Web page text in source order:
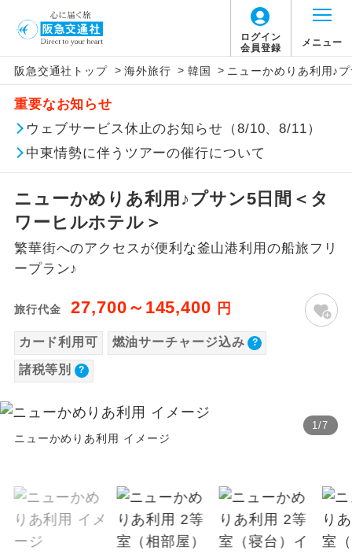
ログイン
会員登録
メニュー
阪急交通社トップ > 海外旅行 > 韓国 > ニューかめりあ利用♪
重要なお知らせ
ウェブサービス休止のお知らせ（8/10、8/11）
中東情勢に伴うツアーの催行について
ニューかめりあ利用♪プサン5日間＜タ
ワーヒルホテル＞
繁華街へのアクセスが便利な釜山港利用の船旅フリ
ープラン♪
旅行代金 27,700～145,400 円
カード利用可 燃油サーチャージ込み
諸税等別
1/7
ニューかめりあ利用 イメージ
燃油サーチャージは旅行代金に含まれていま
す。
なお、今後燃油サーチャージの増減または廃
止された場合でも旅行代金に変更はございま
せん。
旅行代金に、以下の料金は含まれておりませ
ん。別途お支払が必要となります。
【海外空港諸税等】
旅行代金に各国空港の旅客サービス施設使用
料と空港税等は含まれておりません。別途お
支払いが必要となります。
大人（12歳以上）800円、子供（2歳以上12
※手配の都合により変更になる場合がありま
す。
【その他諸税追加】
2026/8/8〜 大人（12歳以上）500円、子供
（2歳以上12歳未満）250円国際観光旅客税
（2歳以上12歳未満）3,000円
このツアーは以下の出発地から追加代金でご参
加いただけます。
※リクエスト受付の場合、ご手配の可否は後日回答さ
せていただきます。
追加代金にて各地発着ありとは
なく、各地より下記追加代金にて飛行機や
ご同行者様が異なる発着地をご希望の場合
は、当社予約センターまで連絡ください。
アイコン 説明
添乗員同行
往路出発空港（駅）から復路到着空港
（駅）まで同行します。
現地到着後、現地係員が同行しお世話い
たします。
バスガイド乗
バスガイドが乗務し、車内での観光案内
があります。
ユネスコに登録されている文化遺産や自
然遺産を訪ねるコースです。
温泉
露天風呂
ご宿泊ホテルに露天風呂が付いていま
す。
全食事付き
事の心配はいりません。（機内食を除
く）